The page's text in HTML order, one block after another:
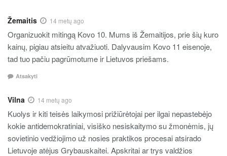
Žemaitis 14 metų ago
Organizuokit mitingą Kovo 10. Mums iš Žemaitijos, prie šių kuro
kainų, pigiau atsieitu atvažiuoti. Dalyvausim Kovo 11 eisenoje,
tad tuo pačiu pagrūmotume ir Lietuvos priešams.
Atsakyti
Vilna 14 metų ago
Kuolys ir kiti teisės laikymosi prižiūrėtojai per ilgai nepastebėjo
kokie antidemokratiniai, visiško nesiskaitymo su žmonėmis, jų
sovietinio vedžiojimo už nosies praktikos procesai atsirado
Lietuvoje atėjus Grybauskaitei. Apskritai ar trys valdžios